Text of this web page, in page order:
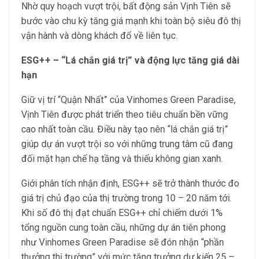
Nhờ quy hoạch vượt trội, bất động sản Vịnh Tiên sẽ
bước vào chu kỳ tăng giá mạnh khi toàn bộ siêu đô thị
vận hành và dòng khách đổ về liên tục.
ESG++ – “Lá chắn giá trị” và động lực tăng giá dài
hạn
Giữ vị trí “Quận Nhất” của Vinhomes Green Paradise,
Vịnh Tiên được phát triển theo tiêu chuẩn bền vững
cao nhất toàn cầu. Điều này tạo nên “lá chắn giá trị”
giúp dự án vượt trội so với những trung tâm cũ đang
đối mặt hạn chế hạ tầng và thiếu không gian xanh.
Giới phân tích nhận định, ESG++ sẽ trở thành thước đo
giá trị chủ đạo của thị trường trong 10 – 20 năm tới.
Khi số đô thị đạt chuẩn ESG++ chỉ chiếm dưới 1%
tổng nguồn cung toàn cầu, những dự án tiên phong
như Vinhomes Green Paradise sẽ đón nhận “phần